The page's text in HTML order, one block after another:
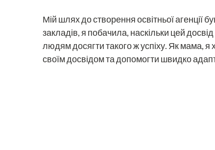
Мій шлях до створення освітньої агенції
закладів, я побачила, наскільки цей
людям досягти такого ж успіху. Як мама, я
своїм досвідом та допомогти швидко